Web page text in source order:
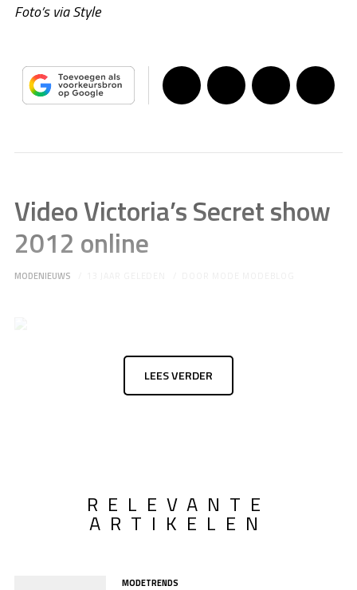
Foto’s via Style
Video Victoria’s Secret show
2012 online
MODENIEUWS
LEES VERDER
RELEVANTE
ARTIKELEN
MODETRENDS